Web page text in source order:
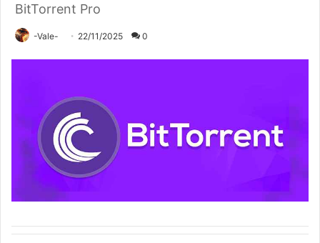
BitTorrent Pro
-Vale- 22/11/2025 0